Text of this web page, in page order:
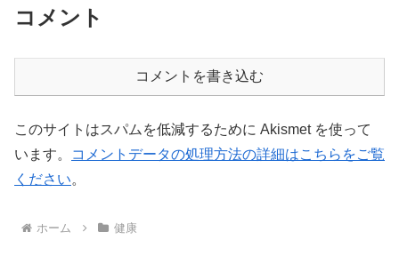
コメント
コメントを書き込む
このサイトはスパムを低減するために Akismet を使って
います。
コメントデータの処理方法の詳細はこちらをご覧
ください。
ホーム 健康